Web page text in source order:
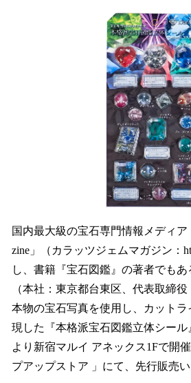
国内最大級の宝石専門情報メディア
zine」（カラッツジェムマガジン：
し、書籍『宝石図鑑』の著者でも
（本社：東京都台東区、代表取締役
本物の宝石写真を使用し、カット
現した『本格派宝石図鑑立体シール
より新宿マルイ アネックス1Fで開
プアップストア 」にて、先行販売い